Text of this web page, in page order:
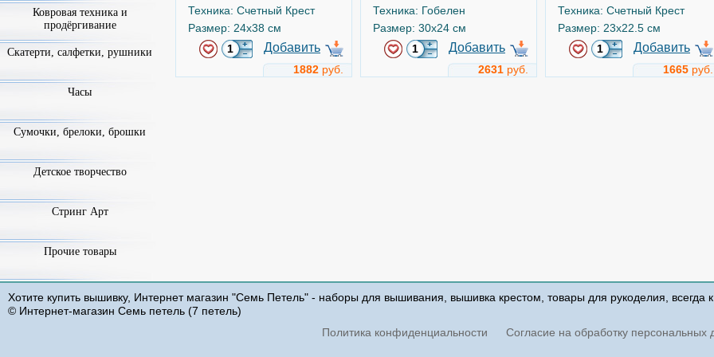
Техника: Счетный Крест
Размер: 24x38 см
Добавить
1882 руб.
Техника: Гобелен
Размер: 30x24 см
Добавить
2631 руб.
Техника: Счетный Крест
Размер: 23x22.5 см
Добавить
1665 руб.
Luca-S
Техника: Счетный Крест
Размер: 40x23.5 см
Luca-S
Техника: Счетный Крест
Добавить
Luca-S
Техника: Счетный Крест
Добавить
Ковровая техника и
продёргивание
Скатерти, салфетки, рушники
Часы
Сумочки, брелоки, брошки
Детское творчество
Стринг Арт
Прочие товары
Хотите купить вышивку, Интернет магазин "Семь Петель" - наборы для вышивания, вышивка крестом, товары для рукоделия, всегда
© Интернет-магазин Семь петель (7 петель)
Политика конфиденциальности
Согласие на обработку персональных